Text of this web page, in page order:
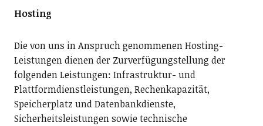
Hosting
Die von uns in Anspruch genommenen Hosting-
Leistungen dienen der Zurverfügungstellung der
folgenden Leistungen: Infrastruktur- und
Plattformdienstleistungen, Rechenkapazität,
Speicherplatz und Datenbankdienste,
Sicherheitsleistungen sowie technische